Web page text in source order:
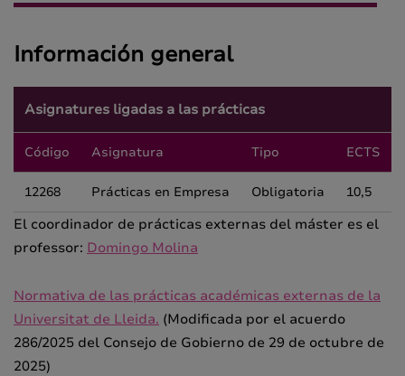
Información general
Asignatures ligadas a las prácticas
Código Asignatura Tipo ECTS
12268 Prácticas en Empresa Obligatoria 10,5
El coordinador de prácticas externas del máster es el
professor: Domingo Molina
Normativa de las prácticas académicas externas de la
Universitat de Lleida. (Modificada por el acuerdo
286/2025 del Consejo de Gobierno de 29 de octubre de
2025)